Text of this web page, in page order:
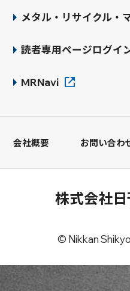
メタル・リサイクル・
読者専用ページログイ
MRNavi
会社概要 お問い合わ
株式会社
© Nikkan